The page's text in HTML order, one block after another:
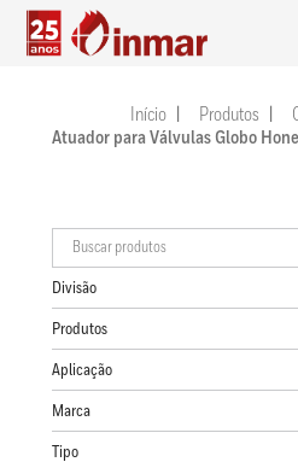
Início Produtos
Atuador para Válvulas Globo
Divisão
Produtos
Aplicação
Marca
Tipo